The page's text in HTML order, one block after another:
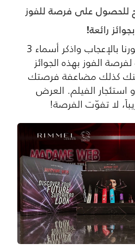
للحصول على فرصة للفوز
بجوائز رائعة!
تفاعل مع منشورنا بالإعجاب واذكر أسماء 3
الفوز بهذه الجوائز
كذلك مضاعفة فرصتك
استئجار الفيلم. العرض
لا تفوّت الفرصة!